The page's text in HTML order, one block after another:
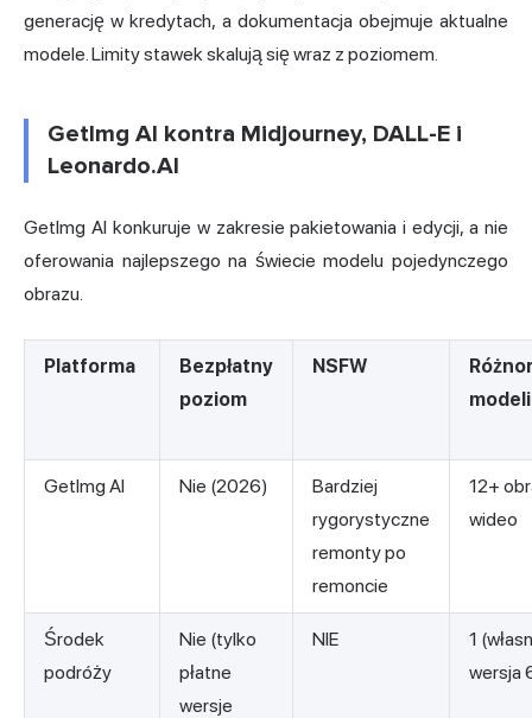
generację w kredytach, a dokumentacja obejmuje aktualne
modele. Limity stawek skalują się wraz z poziomem.
GetImg AI kontra Midjourney, DALL-E i
Leonardo.AI
GetImg AI konkuruje w zakresie pakietowania i edycji, a nie
oferowania najlepszego na świecie modelu pojedynczego
obrazu.
Platforma
Bezpłatny
poziom
NSFW
modeli
GetImg AI Nie (2026)
Bardziej
rygorystyczne
remonty po
remoncie
12+
wideo
Środek
podróży
Nie (tylko
płatne
wersje
NIE
1
wersja